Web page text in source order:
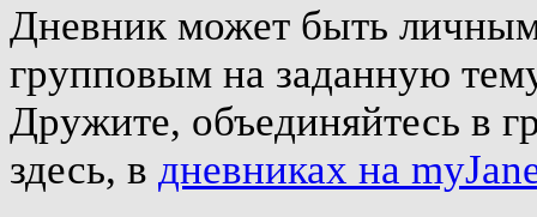
Дневник может быть
групповым на заданную
Дружите, объединяйтесь в
здесь, в дневниках на